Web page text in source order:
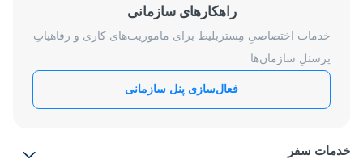
راهکارهای سازمانی
خدمات اختصاصیِ مِستربلیط برای ماموریت‌های کاری و رفاهیاتِ
پرسنلِ سازمان‌ها
فعال‌سازی پنل سازمانی
خدمات سفر